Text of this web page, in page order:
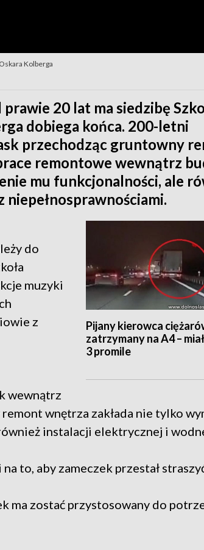
Kolberga
20 lat ma siedzibę
dobiega końca. 200-letni
przechodząc gruntowny
remontowe wewnątrz
mu funkcjonalności, ale
Pijany kierowca
zatrzymany na A4 –
3 promile
do
muzyki
z
wewnątrz
wnętrza zakłada nie tylko
instalacji elektrycznej i
to, aby zameczek przestał
ma zostać przystosowany do